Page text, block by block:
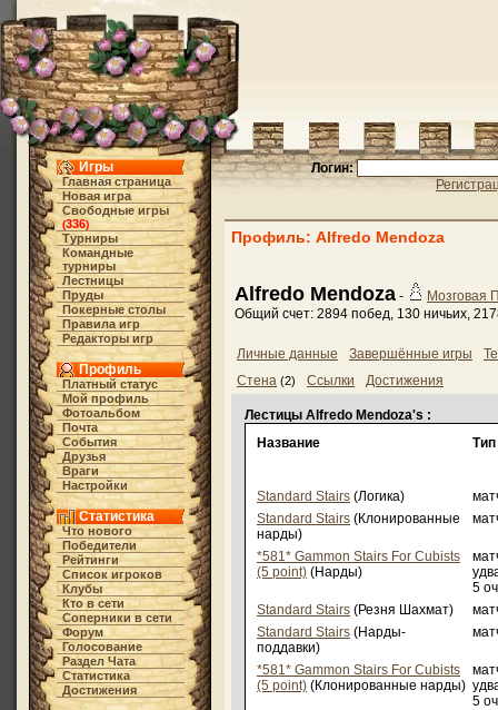
Игры
Главная страница
Новая игра
Свободные игры
(336)
Турниры
Командные
турниры
Лестницы
Пруды
Покерные столы
Правила игр
Редакторы игр
Профиль
Платный статус
Мой профиль
Фотоальбом
Почта
События
Друзья
Враги
Настройки
Статистика
Что нового
Победители
Рейтинги
Список игроков
Клубы
Кто в cети
Соперники в сети
Форум
Голосование
Раздел Чата
Статистика
Достижения
Логин:
Профиль: Alfredo Mendoza
Alfredo Mendoza -
Мозговая
Общий счет: 2894 побед, 130 ничьих,
Личные данные Завершённые игры
Стена (2) Ссылки Достижения
Лестицы Alfredo Mendoza's :
Название
Тип
Standard Stairs (Логика)
Standard Stairs (Клонированные
нарды)
*581* Gammon Stairs For Cubists
(5 point) (Нарды)
5
Standard Stairs (Резня Шахмат)
Standard Stairs (Нарды-
поддавки)
*581* Gammon Stairs For Cubists
(5 point) (Клонированные нарды)
5